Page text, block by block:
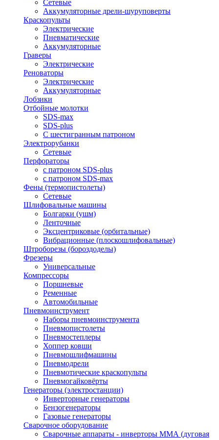
Сетевые
Аккумуляторные дрели-шуруповерты
Краскопульты
Электрические
Пневматические
Аккумуляторные
Граверы
Электрические
Реноваторы
Электрические
Аккумуляторные
Лобзики
Отбойные молотки
SDS-max
SDS-plus
С шестигранным патроном
Электрорубанки
Сетевые
Перфораторы
с патроном SDS-plus
с патроном SDS-max
Фены (термопистолеты)
Сетевые
Шлифовальные машины
Болгарки (ушм)
Ленточные
Эксцентриковые (орбитальные)
Вибрационные (плоскошлифовальные)
Штроборезы (бороздоделы)
Фрезеры
Универсальные
Компрессоры
Поршневые
Ременные
Автомобильные
Пневмоинструмент
Наборы пневмоинструмента
Пневмопистолеты
Пневмостеплеры
Хоппер ковши
Пневмошлифмашины
Пневмодрели
Пневмотические краскопульты
Пневмогайковёрты
Генераторы (электростанции)
Инверторные генераторы
Бензогенераторы
Газовые генераторы
Сварочное оборудование
Сварочные аппараты - инверторы ММА (дуговая